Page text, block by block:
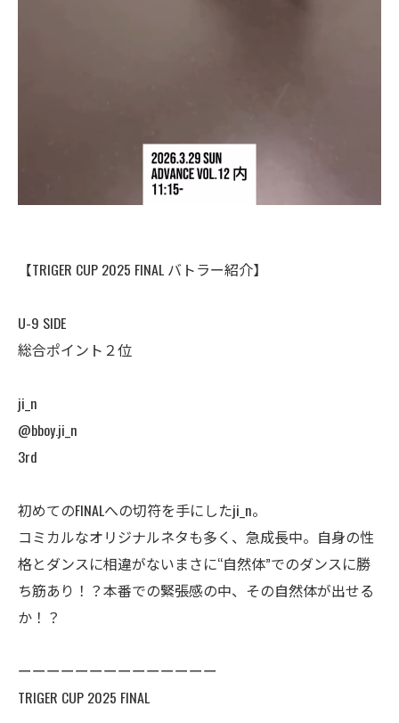
【TRIGER CUP 2025 FINAL バトラー紹介】
U-9 SIDE
総合ポイント２位
ji_n
@bboy.ji_n
3rd
初めてのFINALへの切符を手にしたji_n。
コミカルなオリジナルネタも多く、急成長中。自身の性
格とダンスに相違がないまさに“自然体”でのダンスに勝
ち筋あり！？本番での緊張感の中、その自然体が出せる
か！？
ーーーーーーーーーーーーーー
TRIGER CUP 2025 FINAL